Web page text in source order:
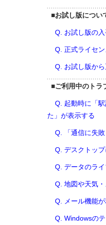
■お試し版につい
Q. お試し版の
Q. 正式ライセ
Q. お試し版か
■ご利用中のトラ
Q. 起動時に「
た」が表示する
Q. 「通信に失
Q. デスクトッ
Q. データのラ
Q. 地図や天気
Q. メール機能
Q. Windowsの